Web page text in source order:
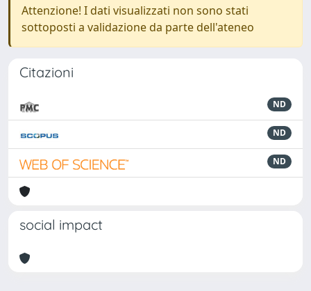
Attenzione! I dati visualizzati non sono stati
sottoposti a validazione da parte dell'ateneo
Citazioni
ND
ND
ND
social impact